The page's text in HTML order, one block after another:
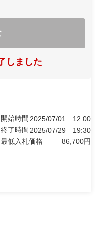
しました
開始時間 2025/07/01
12:00
終了時間 2025/07/29
19:30
最低入札価格
86,700円